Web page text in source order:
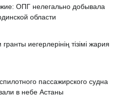
ОПГ нелегально добывала
области
гранты иегерлерінің тізімі жария
пассажирского судна
в небе Астаны